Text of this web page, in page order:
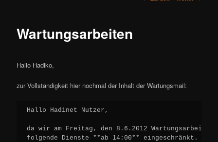
Wartungsarbeiten
Hallo Hadiko,
zur Vollständigkeit hier nochmal der Inhalt der Wartungsmail:
Hallo Hadinet Nutzer,
da wir am Freitag, den 8.6.2012
folgende Dienste **ab 14:00** eingeschränkt.